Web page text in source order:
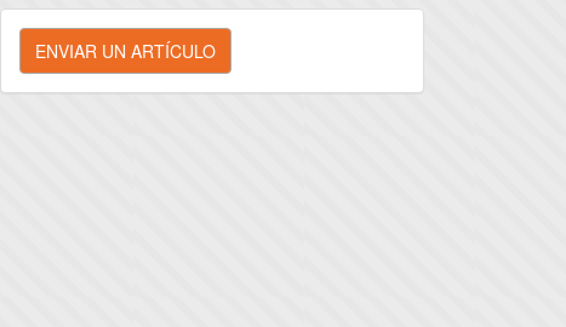
Enviar
un
artículo
ENVIAR UN ARTÍCULO